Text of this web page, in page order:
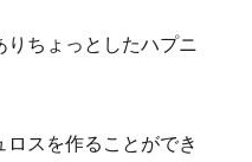
りちょっとしたハプニ
スを作ることができ